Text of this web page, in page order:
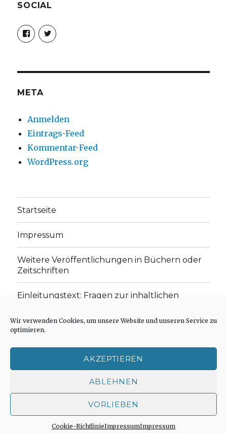
Wir verwenden Cookies, um unsere Website und unseren Service zu
optimieren.
AKZEPTIEREN
ABLEHNEN
VORLIEBEN
Cookie-RichtlinieImpressumImpressum
SOCIAL
Profil
von
christoph.fleischer1
anzeigen
Profil
von
anzeigen
META
Anmelden
Eintrags-Feed
Kommentar-Feed
WordPress.org
Startseite
Impressum
Weitere Veröffentlichungen in Büchern oder
Zeitschriften
Einleitungstext: Fragen zur inhaltlichen
„schwachen Glaubens“
Cookie-Richtlinie (EU)
Impressum